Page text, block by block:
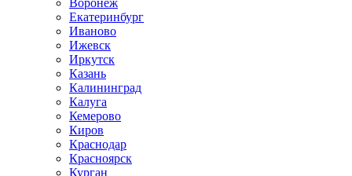
Воронеж
Екатеринбург
Иваново
Ижевск
Иркутск
Казань
Калининград
Калуга
Кемерово
Киров
Краснодар
Красноярск
Курган